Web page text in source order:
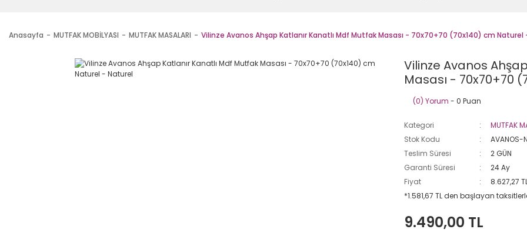
Anasayfa MUTFAK MOBİLYASI MUTFAK MASALARI Vilinze Avanos Ahşap Katlanır Kanatlı Mdf Mutfak Masası - 70x70+70 (70x140) cm
Vilinze Avanos
Masası - 70x70+70
(0) Yorum - 0 Puan
Kategori
MUTFAK
Stok Kodu
AVANOS-
Teslim Süresi
2 GÜN
Garanti Süresi
24 Ay
Fiyat
8.627,27
*1.581,67 TL den başlayan
9.490,00 TL